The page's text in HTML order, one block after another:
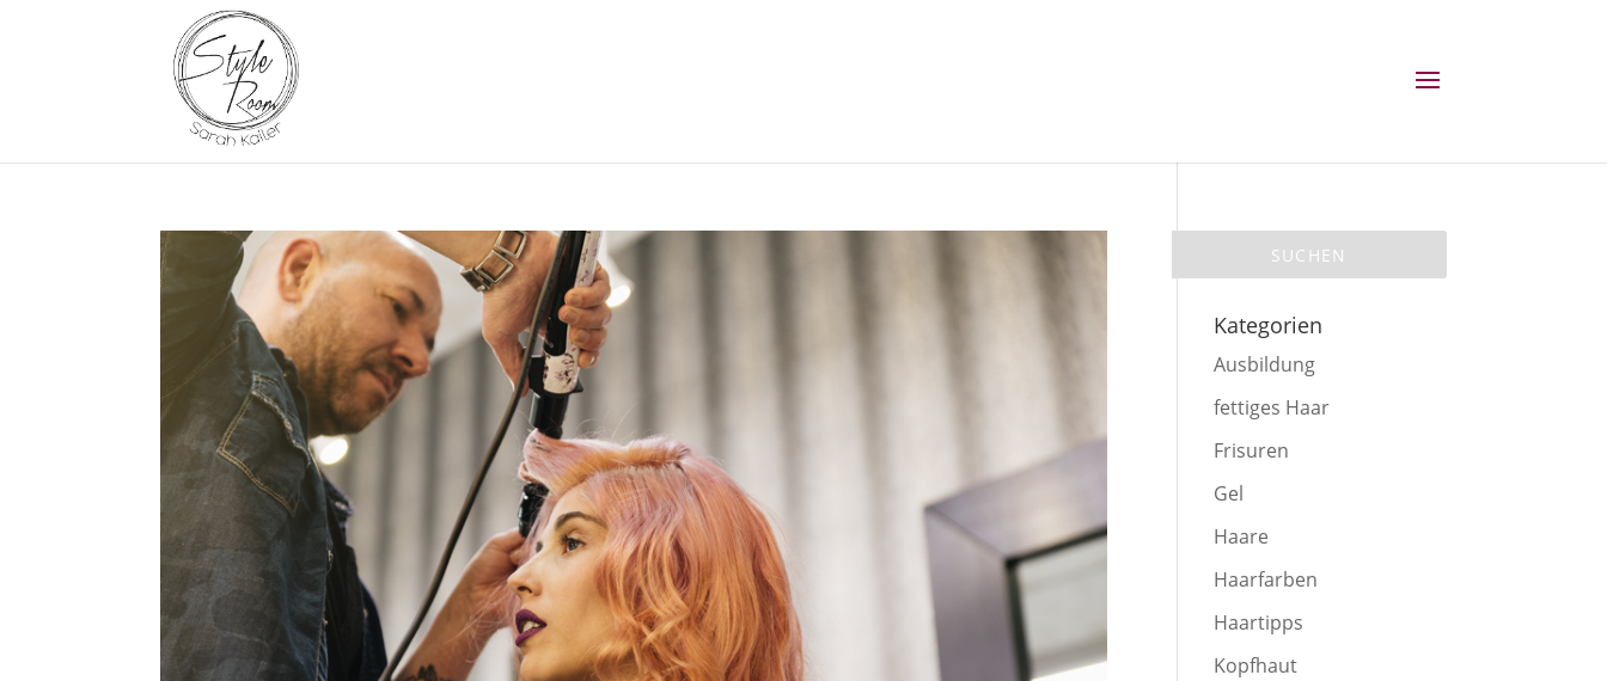
Kategorien
Ausbildung
fettiges Haar
Frisuren
Gel
Haare
Haarfarben
Haartipps
Kopfhaut